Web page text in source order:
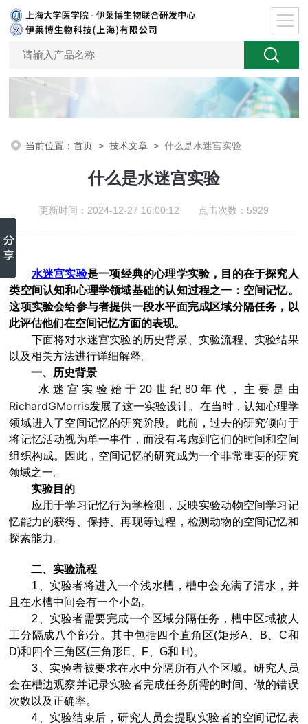
当前位置：首页 >技术文章 >什么是水迷宫实验
什么是水迷宫实验
更新时间：2024-12-27 16:00:12 点击次数：5929
水迷宫实验是一项经典的心理学实验，目的在于探究人
类空间认知和心理学领域基础的认知过程之一：空间记忆。
这项实验会给参与者提供一段水平面完成区域分隔任务，以
此评估他们在空间记忆方面的表现。
下面将对水迷宫实验的历史背景、实验流程、实验结果
以及相关方法进行详细解释。
一、历史背景
水迷宫实验始于20世纪80年代，主要是由
RichardGMorris发展了这一实验设计。在当时，认知心理学
领域进入了空间记忆的研究阶段。此前，过去的研究倾向于
将记忆活动视为单一事件，而没有考虑到它们的时间和空间
组织构成。因此，空间记忆的研究成为一个非常重要的研究
领域之一。
实验目的
应用于学习记忆行为学检测，反映实验动物空间学习记
忆能力的获得、保持、再现等过程，检测动物的空间记忆和
探索能力。
二、实验流程
1、实验者将进入一个浅水槽，槽中会充满了清水，并
且在水槽中间会有一个小岛。
2、实验者需要完成一个区域分隔任务，槽中区域被人
工分隔成八个部分。其中包括四个直角区(矩形A、B、C和
D)和四个三角区(三角形E、F、G和 H)。
3、实验者被要求在水中分隔所有八个区域。研究人员
会在槽边观察并记录实验者完成任务所需的时间、做的错误
次数以及正确率。
4、实验结束后，研究人员会提取实验者的空间记忆表